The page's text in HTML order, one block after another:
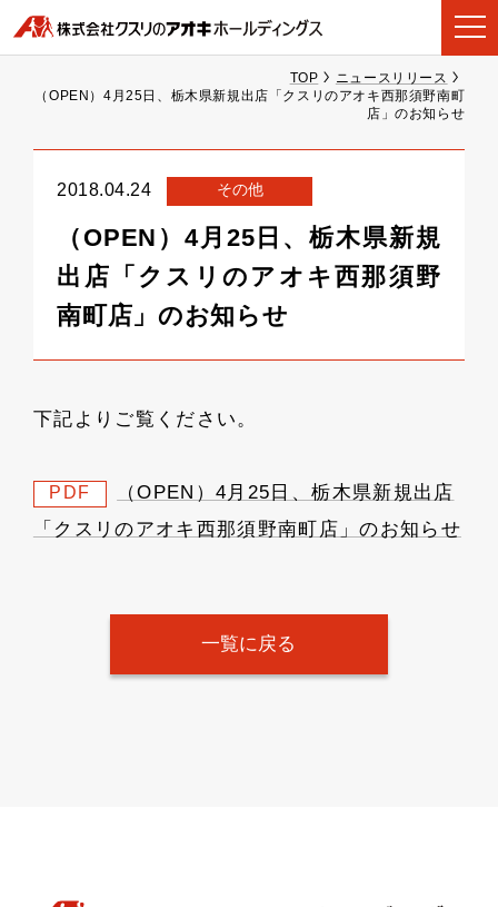
TOP
ニュースリリース
（OPEN）4月25日、栃木県新規出店「クスリのアオキ西那須野南町
店」のお知らせ
2018.04.24 その他
（OPEN）4月25日、栃木県新規
出店「クスリのアオキ西那須野
南町店」のお知らせ
下記よりご覧ください。
PDF
（OPEN）4月25日、栃木県新規出店
「クスリのアオキ西那須野南町店」のお知らせ
一覧に戻る